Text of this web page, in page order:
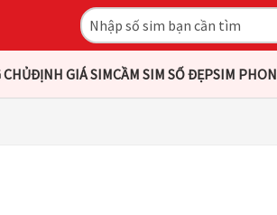
CHỦĐỊNH GIÁ SIMCẦM SIM SỐ ĐẸPSIM